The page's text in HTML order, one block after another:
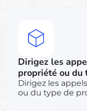
Dirigez les
propriété ou du
Dirigez les
ou du type de